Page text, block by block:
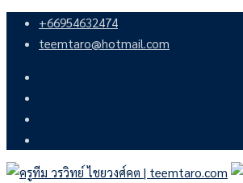
Skip
+66954632474
teemtaro@hotmail.com